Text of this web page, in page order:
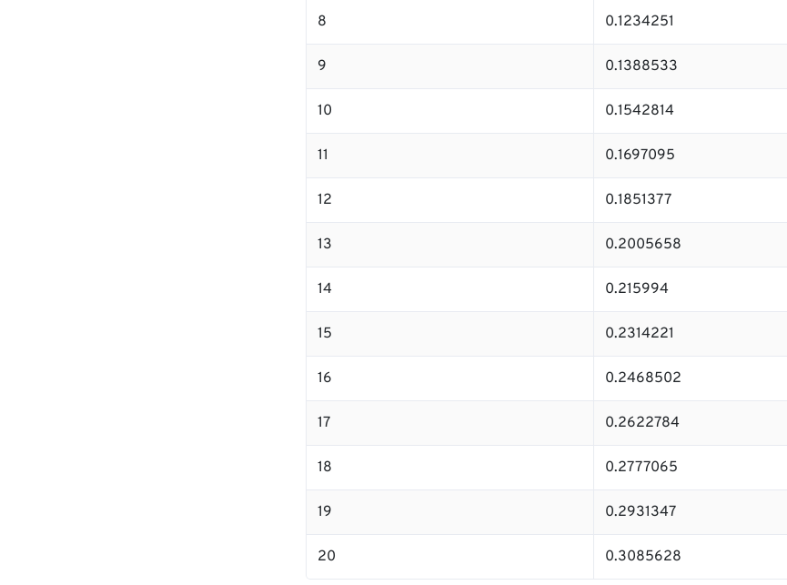
8 0.1234251
9 0.1388533
10 0.1542814
11 0.1697095
12 0.1851377
13 0.2005658
14 0.215994
15 0.2314221
16 0.2468502
17 0.2622784
18 0.2777065
19 0.2931347
20 0.3085628